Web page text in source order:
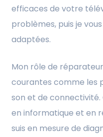
efficaces de votre
problèmes, puis je
adaptées.
Mon rôle de
courantes comme les
son et de
en informatique et en
suis en mesure de